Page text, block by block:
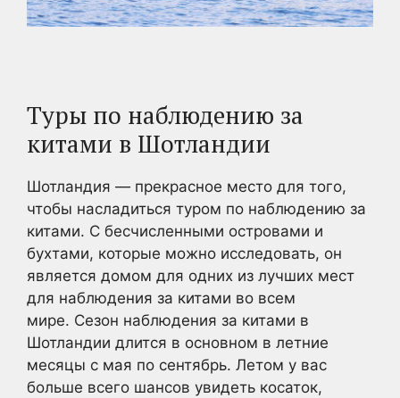
Туры по наблюдению за
китами в Шотландии
Шотландия — прекрасное место для того,
чтобы насладиться туром по наблюдению за
китами. С бесчисленными островами и
бухтами, которые можно исследовать, он
является домом для одних из лучших мест
для наблюдения за китами во всем
мире. Сезон наблюдения за китами в
Шотландии длится в основном в летние
месяцы с мая по сентябрь. Летом у вас
больше всего шансов увидеть косаток,